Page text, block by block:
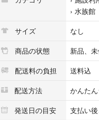
内部にはポケット等はなく
シンプルな作りとなっています
トートバッグが溢れてきたので
断捨離のため出品です
発送時は小さく折りたたみます
予めご了承くださいませ
#水族館
› 水族館
サイズ
なし
商品の状態
新品、
配送料の負担
送料込
配送方法
かんた
発送日の目安
支払い